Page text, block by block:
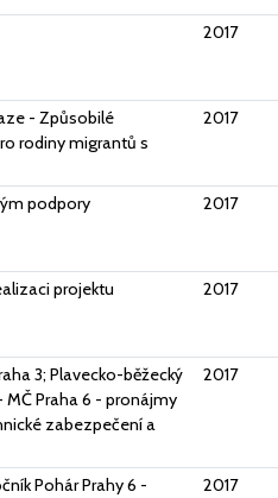
2017
- Způsobilé
rodiny migrantů s
2017
podpory
2017
projektu
2017
3; Plavecko-běžecký
MČ Praha 6 - pronájmy
zabezpečení a
2017
Pohár Prahy 6 -
2017